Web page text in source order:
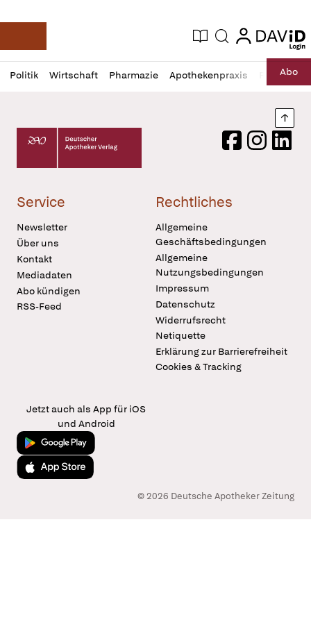
Deutsche Apotheker Zeitung
Aktuelle Ausgabe
Suche login
login
Politik Wirtschaft Pharmazie Apothekenpraxis RechtAbo
Profil
öffnen
Daz
Pur
Deutscher Apotheker Verlag Logo
FacebookInstagram
Service
Newsletter
Über uns
Kontakt
Mediadaten
Abo kündigen
RSS-Feed
Rechtliches
Allgemeine
Geschäftsbedingungen
Allgemeine
Nutzungsbedingungen
Impressum
Datenschutz
Widerrufsrecht
Netiquette
Erklärung zur Barrierefreiheit
Cookies & Tracking
Jetzt auch als App für iOS
und Android
Jetzt bei Google Play
Laden im App Store
© 2026 Deutsche Apotheker Zeitung